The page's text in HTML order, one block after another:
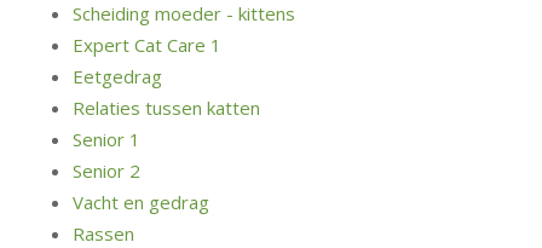
Scheiding moeder - kittens
Expert Cat Care 1
Eetgedrag
Relaties tussen katten
Senior 1
Senior 2
Vacht en gedrag
Rassen